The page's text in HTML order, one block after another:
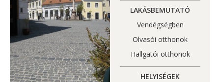
LAKÁSBEMUTATÓ
Vendégségben
Olvasói otthonok
Hallgatói otthonok
HELYISÉGEK